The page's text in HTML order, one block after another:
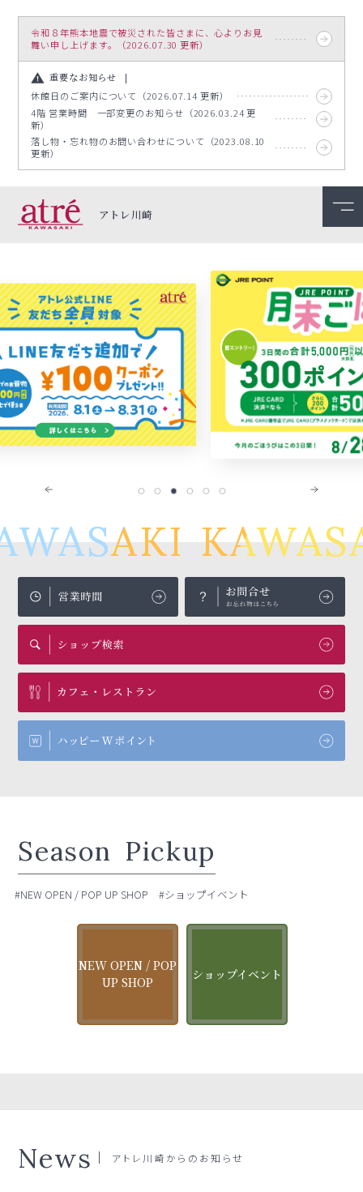
令和８年熊本地震で被災された皆さまに、心よりお見
舞い申し上げます。（2026.07.30 更新）
重要なお知らせ
休館日のご案内について（2026.07.14 更新）
4階 営業時間 一部変更のお知らせ（2026.03.24 更
新）
落し物・忘れ物のお問い合わせについて（2023.08.10
更新）
アトレ川崎
Season Pickup
#NEW OPEN / POP UP SHOP #ショップイベント
NEW OPEN / POP
UP SHOP
ショップイベント
News アトレ川崎 からのお知らせ